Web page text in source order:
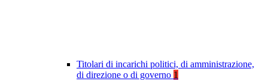
Titolari di incarichi politici, di amministrazione,
di direzione o di governo 1